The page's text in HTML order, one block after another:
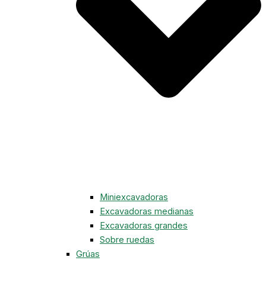
Miniexcavadoras
Excavadoras medianas
Excavadoras grandes
Sobre ruedas
Grúas